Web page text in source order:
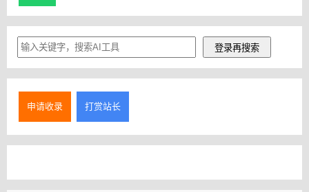
申请收录 打赏站长